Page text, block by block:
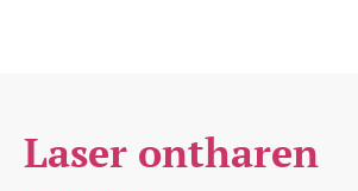
Laser ontharen